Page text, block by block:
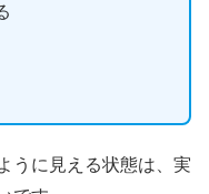
うに見える状態は、実